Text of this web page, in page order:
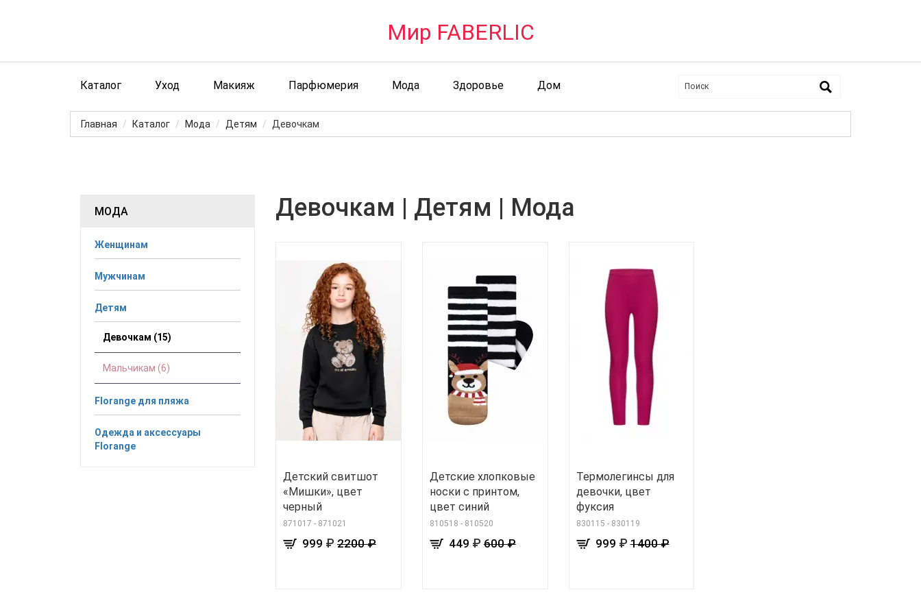
Мир FABERLIC
Каталог Уход Макияж Парфюмерия Мода Здоровье Дом
Главная Каталог Мода Детям Девочкам
МОДА
Женщинам
Мужчинам
Детям
Девочкам (15)
Мальчикам (6)
Florange для пляжа
Одежда и аксессуары
Florange
Девочкам | Детям | Мода
Детский свитшот
«Мишки», цвет
черный
871017 - 871021
999 ₽ 2200 ₽
Детские хлопковые
носки с принтом,
цвет синий
810518 - 810520
449 ₽600 ₽
Термолегинсы для
девочки, цвет
фуксия
830115 - 830119
999 ₽1400 ₽